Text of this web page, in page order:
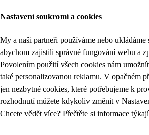
Nastavení soukromí a cookies
My a naši partneři používáme nebo ukládáme
abychom zajistili správné fungování webu a
Povolením použití všech cookies nám
také personalizovanou reklamu. V opačném
jen nezbytné cookies, které potřebujeme k
rozhodnutí můžete kdykoliv změnit v
Chcete vědět více? Přečtěte si informace